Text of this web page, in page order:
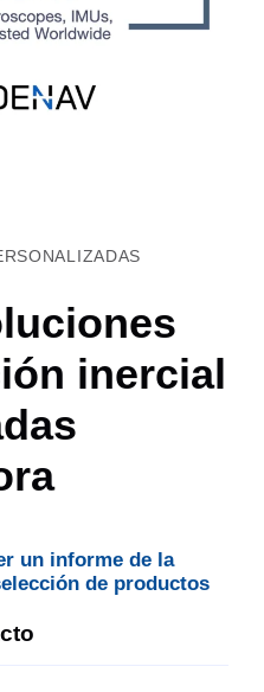
inercial
un informe de la
de productos